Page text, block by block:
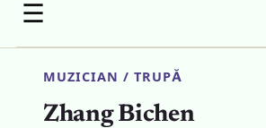
☰
MUZICIAN / TRUPĂ
Zhang Bichen